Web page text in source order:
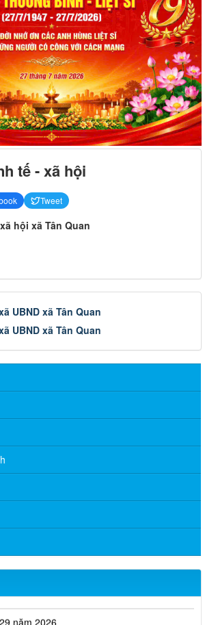
tế - xã hội
Tweet
hội xã Tân Quan
UBND xã Tân Quan
UBND xã Tân Quan
tuần 32 năm 2026
năm 2026
30 NĂM 2026
năm 2026